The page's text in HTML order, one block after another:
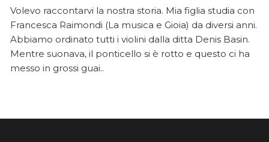
Volevo raccontarvi la nostra storia. Mia figlia studia con
Francesca Raimondi (La musica e Gioia) da diversi anni.
Abbiamo ordinato tutti i violini dalla ditta Denis Basin.
Mentre suonava, il ponticello si è rotto e questo ci ha
messo in grossi guai..